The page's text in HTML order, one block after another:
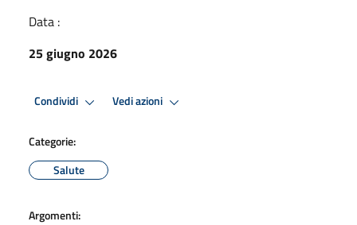
Data :
25 giugno 2026
Condividi Vedi azioni
Categorie:
Salute
Argomenti: